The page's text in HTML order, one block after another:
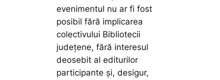
evenimentul nu ar fi fost
posibil fără implicarea
colectivului Bibliotecii
județene, fără interesul
deosebit al editurilor
participante și, desigur,